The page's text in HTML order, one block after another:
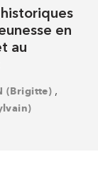
en
au
(Brigitte) ,